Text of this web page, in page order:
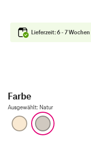
Lieferzeit: 6 - 7 Wochen
Farbe
Ausgewählt: Natur
Gold